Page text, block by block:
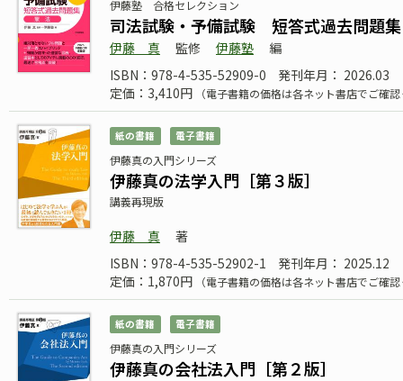
伊藤塾 合格セレクション
司法試験・予備試験 短答式過去問
伊藤 真 監修 伊藤塾
編
ISBN：978-4-535-52909-0
発刊年月： 2026.03
定価：3,410円
（電子書籍の価格は各ネット書店でご確
紙の書籍 電子書籍
伊藤真の入門シリーズ
伊藤真の法学入門［第３版］
講義再現版
伊藤 真
著
ISBN：978-4-535-52902-1
発刊年月： 2025.12
定価：1,870円
（電子書籍の価格は各ネット書店でご確
紙の書籍 電子書籍
伊藤真の入門シリーズ
伊藤真の会社法入門［第２版］